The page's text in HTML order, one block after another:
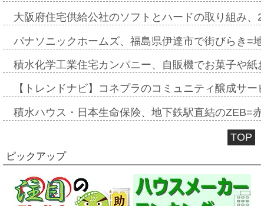
大阪府住宅供給公社のソフトとハードの取り組み
パナソニックホームズ、福島県伊達市で街びらき=
積水化学工業住宅カンパニー、自販機でお菓子や
【トレンドナビ】コネプラのコミュニティ醸成サ
積水ハウス・日本生命保険、地下鉄駅直結のZEB=
TOP
ピックアップ